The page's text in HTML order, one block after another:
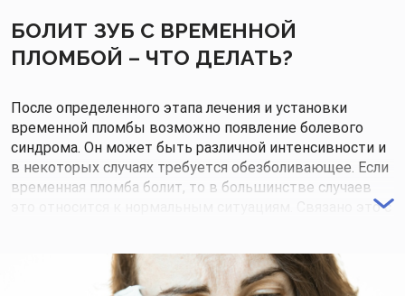
БОЛИТ ЗУБ С ВРЕМЕННОЙ
ПЛОМБОЙ – ЧТО ДЕЛАТЬ?
После определенного этапа лечения и установки
временной пломбы возможно появление болевого
синдрома. Он может быть различной интенсивности и
в некоторых случаях требуется обезболивающее. Если
временная пломба болит, то в большинстве случаев
это относится к нормальным ситуациям. Связано это с
являются случаи, если неприятные ощущения
усиливаются, появляется пульсация, отмечается другая